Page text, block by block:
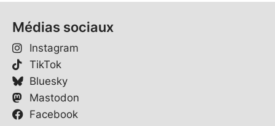
Médias sociaux
Instagram
TikTok
Bluesky
Mastodon
Facebook